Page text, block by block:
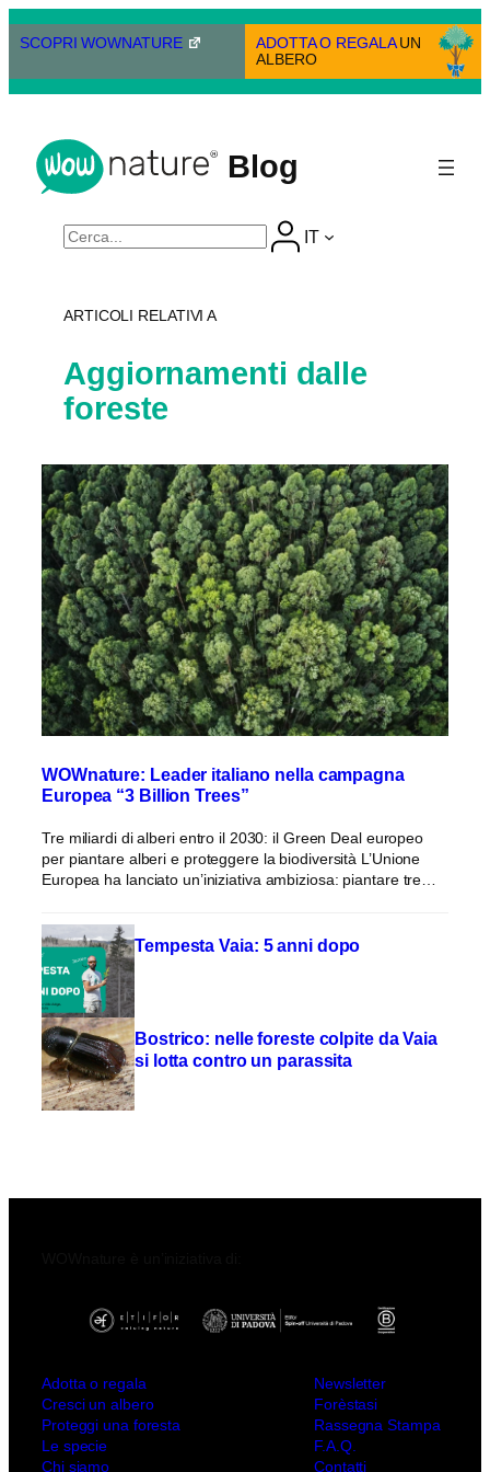
Vai
alSCOPRI WOWNATURE ADOTTA O REGALAUN
ALBERO
Blog
Cerca IT
ARTICOLI RELATIVI A
Aggiornamenti dalle
foreste
WOWnature: Leader italiano nella campagna
Europea “3 Billion Trees”
Tre miliardi di alberi entro il 2030: il Green Deal europeo
per piantare alberi e proteggere la biodiversità L’Unione
Europea ha lanciato un’iniziativa ambiziosa: piantare tre…
Tempesta Vaia: 5 anni dopo
Bostrico: nelle foreste colpite da Vaia
si lotta contro un parassita
Adotta o regala
Cresci un albero
Proteggi una foresta
Le specie
Chi siamo
Newsletter
Forèstasi
Rassegna Stampa
F.A.Q.
Contatti